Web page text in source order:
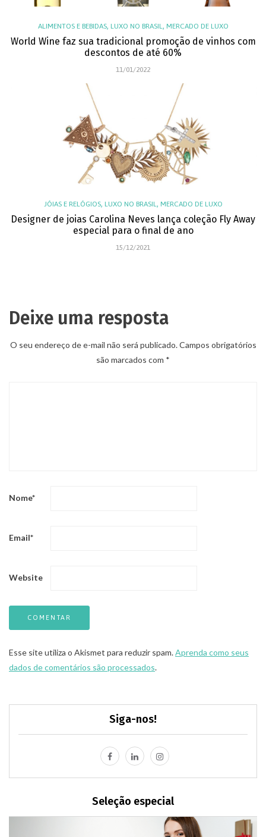
ALIMENTOS E BEBIDAS, LUXO NO BRASIL, MERCADO DE LUXO
World Wine faz sua tradicional promoção de vinhos com
descontos de até 60%
11/01/2022
JÓIAS E RELÓGIOS, LUXO NO BRASIL, MERCADO DE LUXO
Designer de joias Carolina Neves lança coleção Fly Away
especial para o final de ano
15/12/2021
Deixe uma resposta
O seu endereço de e-mail não será publicado.Campos obrigatórios
são marcados com *
Nome*
Email*
Website
Esse site utiliza o Akismet para reduzir spam.Aprenda como seus
dados de comentários são processados.
Siga-nos!
Seleção especial